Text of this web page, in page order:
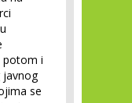
potom i
javnog
se